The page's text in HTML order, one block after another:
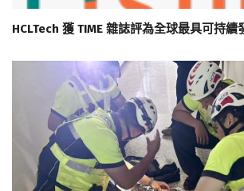
HCLTech 獲 TIME 雜誌評為全球最具可持